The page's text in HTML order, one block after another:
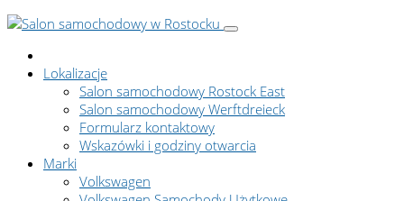
Lokalizacje
Salon samochodowy Rostock East
Salon samochodowy Werftdreieck
Formularz kontaktowy
Wskazówki i godziny otwarcia
Marki
Volkswagen